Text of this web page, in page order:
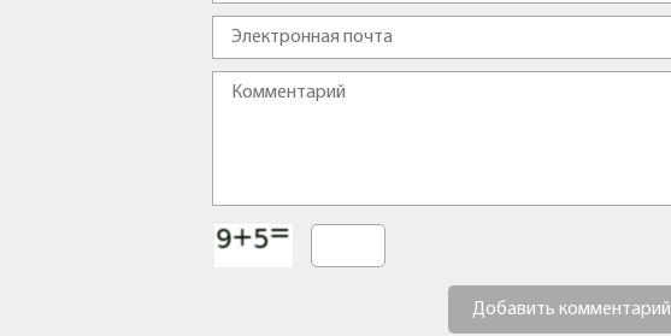
Добавить комментарий